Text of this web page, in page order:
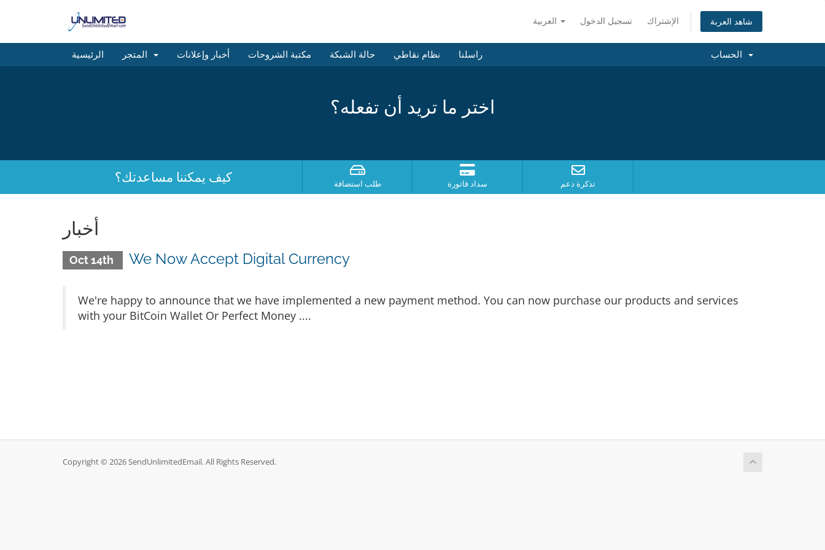
تسجيل الدخول الإشتراك شاهد العربة
الرئيسية أخبار وإعلانات مكتبة الشروحات حالة الشبكة نظام نقاطي راسلنا
اختر ما تريد أن تفعله؟
كيف يمكننا مساعدتك؟ طلب استضافة سداد فاتورة تذكرة دعم
أخبار
Oct 14th We Now Accept Digital Currency
We're happy to announce that we have implemented a new payment method. You can now purchase our products and services
with your BitCoin Wallet Or Perfect Money ....
Copyright © 2026 SendUnlimitedEmail. All Rights Reserved.